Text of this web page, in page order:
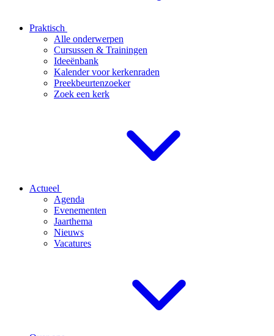
Praktisch
Alle onderwerpen
Cursussen & Trainingen
Ideeënbank
Kalender voor kerkenraden
Preekbeurtenzoeker
Zoek een kerk
Actueel
Agenda
Evenementen
Jaarthema
Nieuws
Vacatures